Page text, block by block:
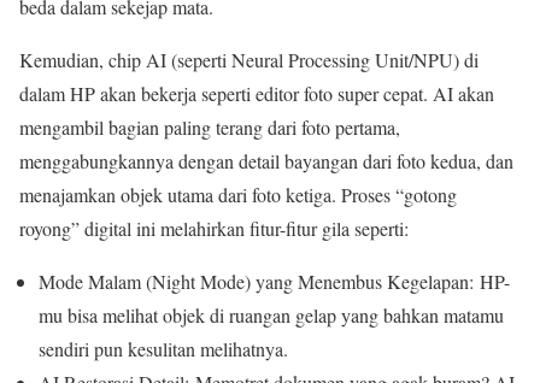
beda dalam sekejap mata.
Kemudian, chip AI (seperti Neural Processing Unit/NPU) di
dalam HP akan bekerja seperti editor foto super cepat. AI akan
mengambil bagian paling terang dari foto pertama,
menggabungkannya dengan detail bayangan dari foto kedua, dan
menajamkan objek utama dari foto ketiga. Proses “gotong
royong” digital ini melahirkan fitur-fitur gila seperti:
Mode Malam (Night Mode) yang Menembus Kegelapan: HP-
mu bisa melihat objek di ruangan gelap yang bahkan matamu
sendiri pun kesulitan melihatnya.